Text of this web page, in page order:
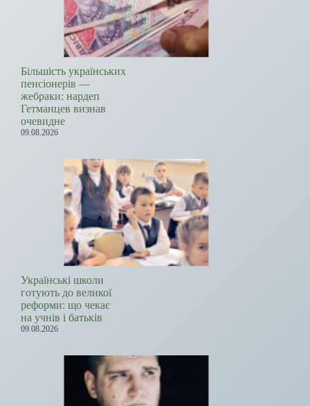
Більшість українських
пенсіонерів —
жебраки: нардеп
Гетманцев визнав
очевидне
09.08.2026
Українські школи
готують до великої
реформи: що чекає
на учнів і батьків
09.08.2026